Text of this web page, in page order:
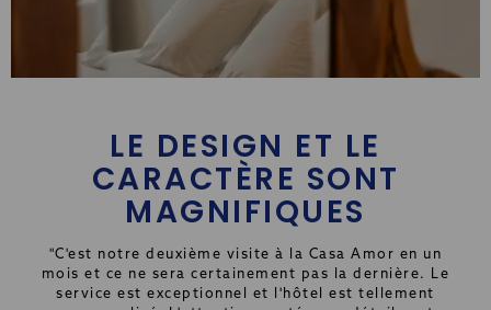
LE DESIGN ET LE
CARACTÈRE SONT
MAGNIFIQUES
"C'est notre deuxième visite à la Casa Amor en un
mois et ce ne sera certainement pas la dernière. Le
service est exceptionnel et l'hôtel est tellement